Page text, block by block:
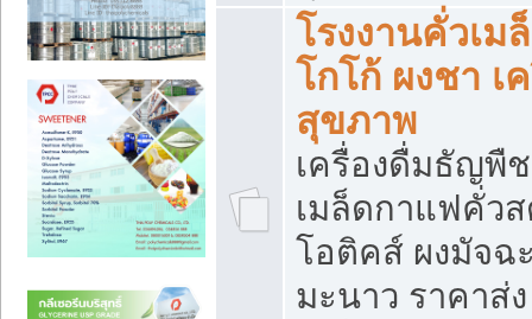
โรงงานคั่วเม
โกโก้ ผงชา เ
สุขภาพ
เครื่องดื่มธัญพื
เมล็ดกาแฟคั่ว
โอติคส์ ผงมัจฉ
มะนาว ราคาส่